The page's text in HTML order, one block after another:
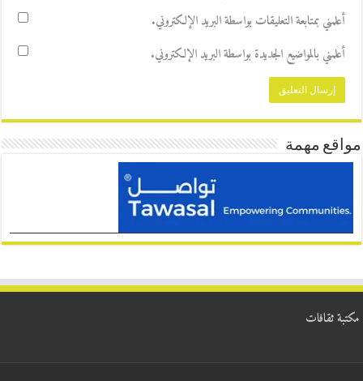
أعلمني بمتابعة التعليقات بواسطة البريد الإلكتروني.
أعلمني بالمواضيع الجديدة بواسطة البريد الإلكتروني.
مواقع مهمة
مكتبة ثقافات